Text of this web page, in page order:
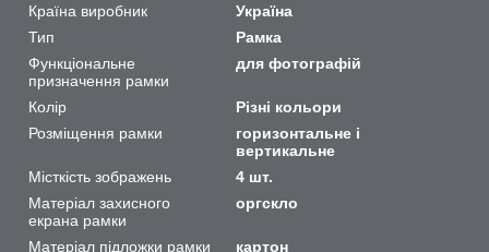
Країна виробник
Україна
Тип
Рамка
Функціональне
призначення рамки
для фотографій
Колір
Різні кольори
Розміщення рамки
горизонтальне і
вертикальне
Місткість зображень
4 шт.
Матеріал захисного
екрана рамки
оргскло
Матеріал підложки рамки
картон